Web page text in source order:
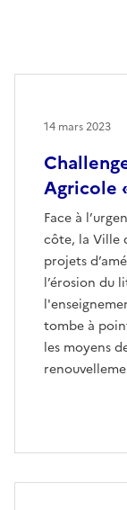
Agricole
Face à
côte, la Ville
projets
l’érosion du
tombe à
les moyens
14 mars 2023